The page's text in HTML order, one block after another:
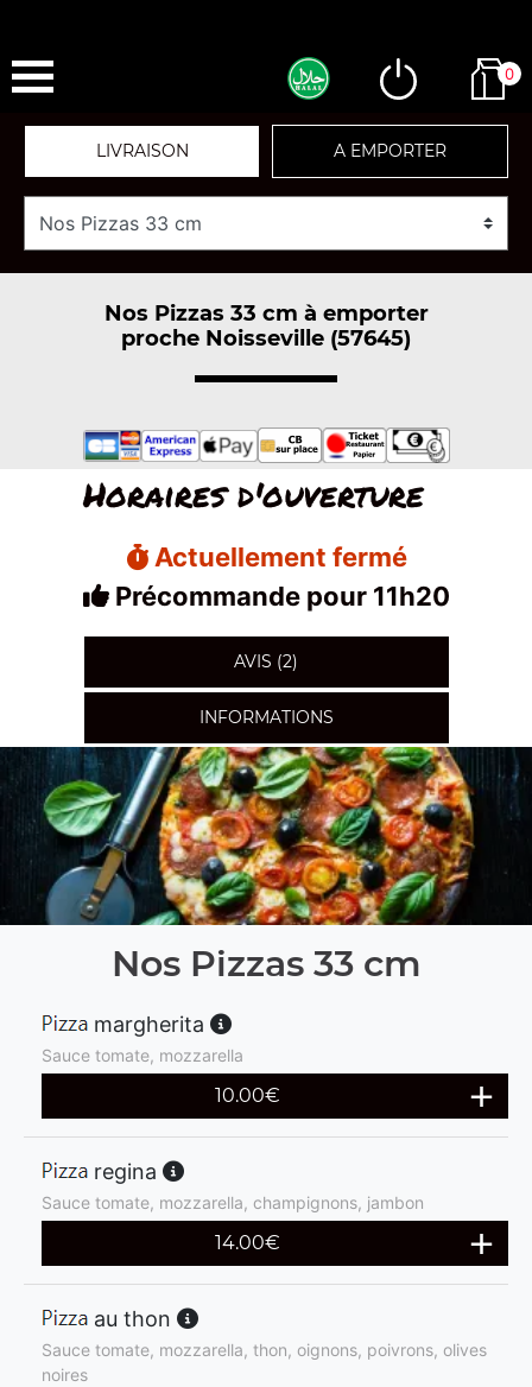
0
LIVRAISON A EMPORTER
Nos Pizzas 33 cm à emporter
proche Noisseville (57645)
Horaires d'ouverture
Actuellement fermé
Précommande pour 11h20
AVIS (2)
INFORMATIONS
Nos Pizzas 33 cm
margherita
Sauce tomate, mozzarella
10.00€
regina
Sauce tomate, mozzarella, champignons, jambon
14.00€
au thon
Sauce tomate, mozzarella, thon, oignons, poivrons, olives
noires